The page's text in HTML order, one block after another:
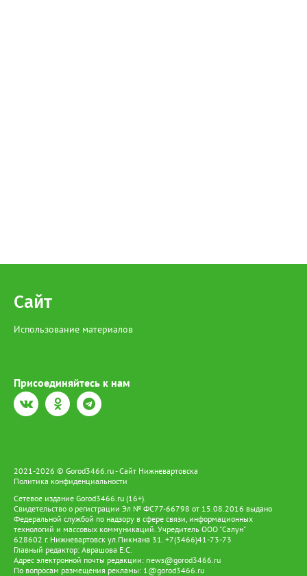
Сайт
Использование материалов
Присоединяйтесь к нам
2021-2026 © Gorod3466.ru - Сайт Нижневартовска
Политика конфиденциальности
Сетевое издание Gorod3466.ru (16+).
Свидетельство о регистрации Эл № ФС77-66798 от 15.08.2016 выдано
Федеральной службой по надзору в сфере связи, информационных
технологий и массовых коммуникаций. Учредитель ООО "Салун"
628602 г. Нижневартовск ул.Пикмана 31. +7(3466)41-73-73
Главный редактор: Аврашова Е.С.
Адрес электронной почты редакции: news@gorod3466.ru
По вопросам размещения рекламы: 1@gorod3466.ru